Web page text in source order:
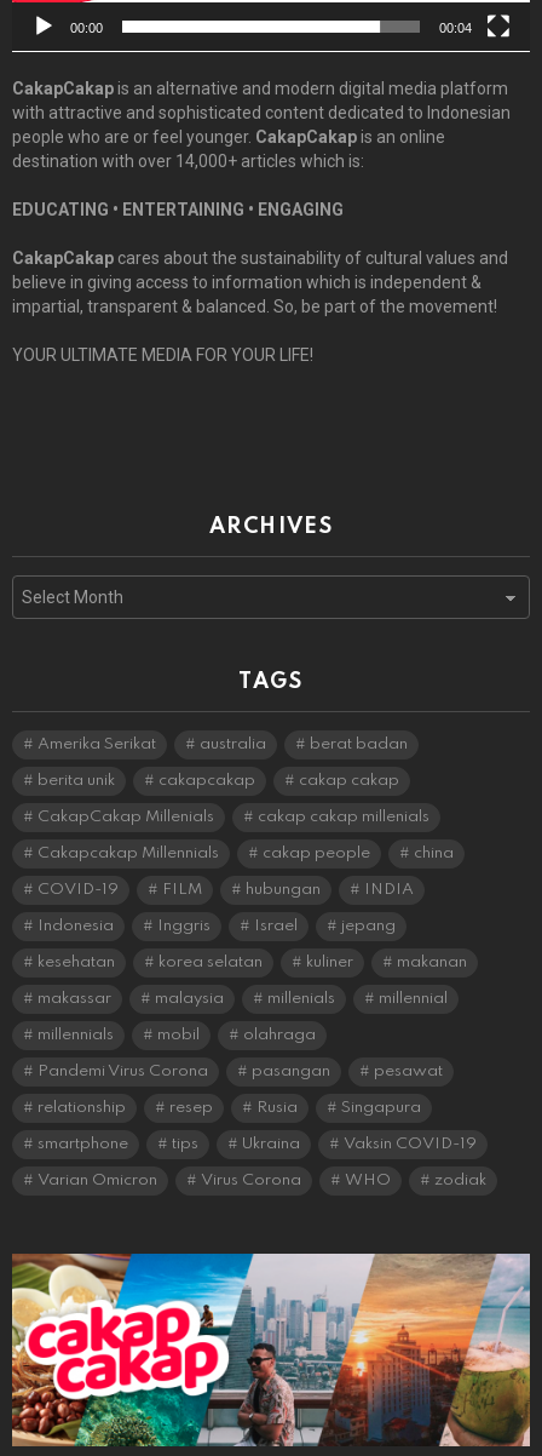
00:00 00:04
CakapCakapis an alternative and modern digital media platform
with attractive and sophisticated content dedicated to Indonesian
people who are or feel younger. CakapCakapis an online
destination with over 14,000+ articles which is:
EDUCATING • ENTERTAINING • ENGAGING
CakapCakap cares about the sustainability of cultural values and
believe in giving access to information which is independent &
impartial, transparent & balanced. So, be part of the movement!
YOUR ULTIMATE MEDIA FOR YOUR LIFE!
ARCHIVES
TAGS
Amerika Serikat australia berat badan
berita unik cakapcakap cakap cakap
CakapCakap Millenials cakap cakap millenials
Cakapcakap Millennials cakap people china
COVID-19 FILM hubungan INDIA
Indonesia Inggris Israel jepang
kesehatan korea selatan kuliner makanan
makassar malaysia millenials millennial
millennials mobil olahraga
Pandemi Virus Corona pasangan pesawat
relationship resep Rusia Singapura
smartphone tips Ukraina Vaksin COVID-19
Varian Omicron Virus Corona WHO zodiak